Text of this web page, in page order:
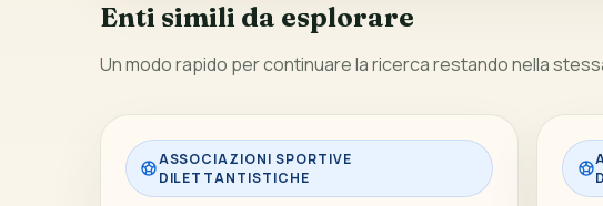
Enti simili da esplorare
Un modo rapido per continuare la ricerca restando nella
ASSOCIAZIONI SPORTIVE
DILETTANTISTICHE